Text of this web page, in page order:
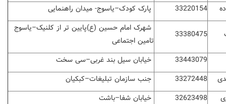
یاسوج- میدان راهنمایی–پارک کودک 33220154
یاسوج–شهرک امام حسین (ع)پایین تر از کلنیک
تامین اجتماعی
33380475
سی سخت–خیابان سیل بند غربی
33443079
کبکیان–جنب سازمان تبلیغات 33272448
باشت–خیابان شفا 32623498